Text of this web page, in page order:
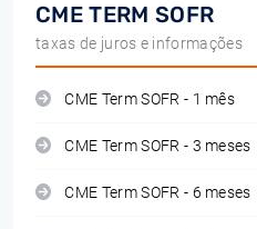
CME TERM SOFR
taxas de juros e informações
CME Term SOFR - 1 mês
CME Term SOFR - 3 meses
CME Term SOFR - 6 meses